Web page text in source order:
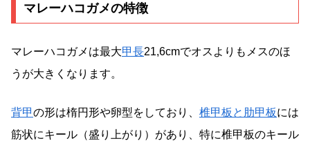
マレーハコガメの特徴
マレーハコガメは最大甲長21,6cmでオスよりもメスのほ
うが大きくなります。
背甲の形は楕円形や卵型をしており、 椎甲板と肋甲板には
筋状にキール（盛り上がり）があり、特に椎甲板のキール